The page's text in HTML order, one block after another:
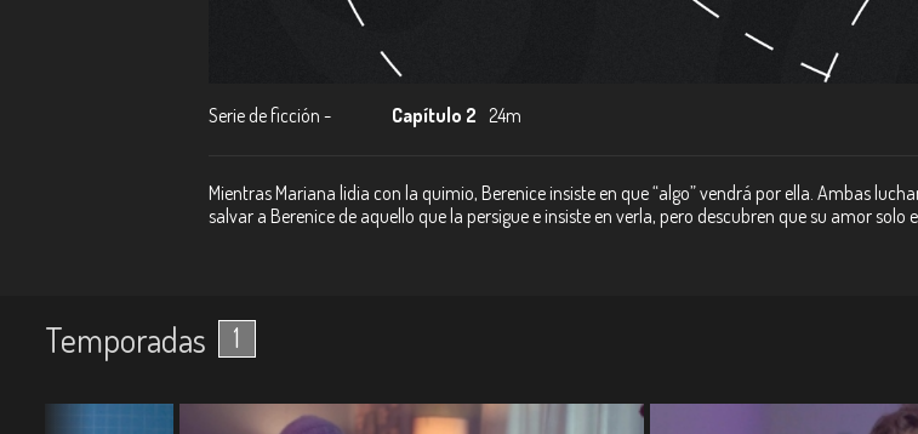
Serie de ficción - Capítulo 2 24m
Mientras Mariana lidia con la quimio, Berenice insiste en que “algo” vendrá por ella. Ambas
salvar a Berenice de aquello que la persigue e insiste en verla, pero descubren que su amor solo
Temporadas 1